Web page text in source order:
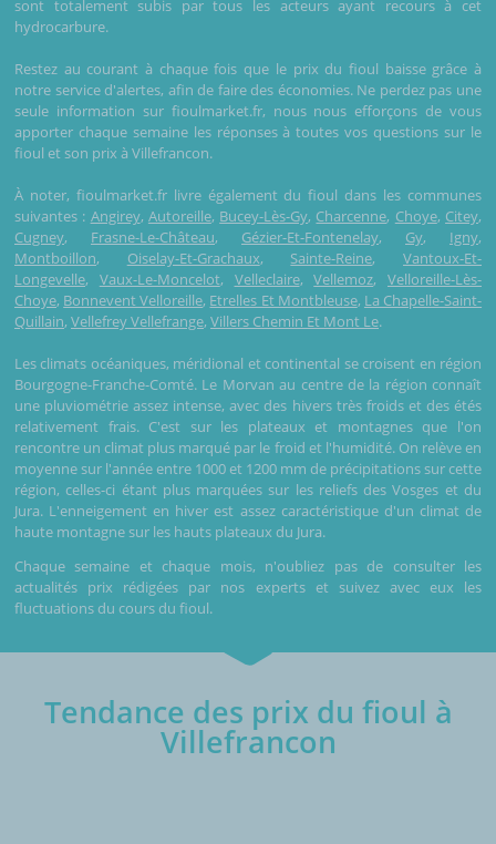
sont totalement subis par tous les acteurs ayant recours à cet
hydrocarbure.
Restez au courant à chaque fois que le prix du fioul baisse grâce à
notre service d'alertes, afin de faire des économies. Ne perdez pas une
seule information sur fioulmarket.fr, nous nous efforçons de vous
apporter chaque semaine les réponses à toutes vos questions sur le
fioul et son prix à Villefrancon.
À noter, fioulmarket.fr livre également du fioul dans les communes
suivantes : Angirey, Autoreille, Bucey-Lès-Gy, Charcenne, Choye, Citey,
Cugney, Frasne-Le-Château, Gézier-Et-Fontenelay, Gy, Igny,
Montboillon, Oiselay-Et-Grachaux, Sainte-Reine,Vantoux-Et-
Longevelle, Vaux-Le-Moncelot, Velleclaire,Vellemoz, Velloreille-Lès-
Choye, Bonnevent Velloreille, Etrelles Et Montbleuse, La Chapelle-Saint-
Quillain, Vellefrey Vellefrange, Villers Chemin Et Mont Le.
Les climats océaniques, méridional et continental se croisent en région
Bourgogne-Franche-Comté. Le Morvan au centre de la région connaît
une pluviométrie assez intense, avec des hivers très froids et des étés
relativement frais. C'est sur les plateaux et montagnes que l'on
rencontre un climat plus marqué par le froid et l'humidité. On relève en
moyenne sur l'année entre 1000 et 1200 mm de précipitations sur cette
région, celles-ci étant plus marquées sur les reliefs des Vosges et du
Jura. L'enneigement en hiver est assez caractéristique d'un climat de
haute montagne sur les hauts plateaux du Jura.
Chaque semaine et chaque mois, n'oubliez pas de consulter les
actualités prix rédigées par nos experts et suivez avec eux les
fluctuations du cours du fioul.
Tendance des prix du fioul à
Villefrancon